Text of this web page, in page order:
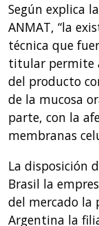
Según explica
ANMAT, “la
técnica que
titular permite
del producto
de la mucosa
parte, con la
membranas
La disposición
Brasil la
del mercado la
Argentina la